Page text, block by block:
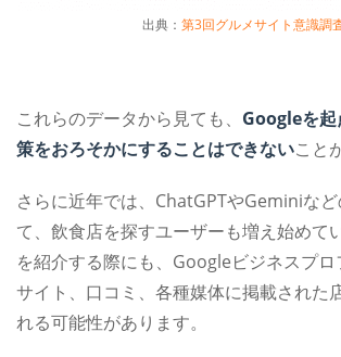
出典： 第3回グルメサイト意識調
これらのデータから見ても、 Googleを
策をおろそかにすることはできないこと
さらに近年では、ChatGPTやGeminiな
て、飲食店を探すユーザーも増え始めて
を紹介する際にも、Googleビジネスプ
サイト、口コミ、各種媒体に掲載された
れる可能性があります。